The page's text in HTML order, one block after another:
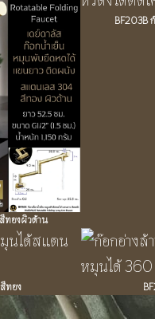
ทองผิวด้าน
BF203B
ทอง